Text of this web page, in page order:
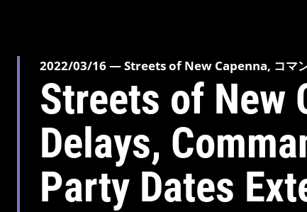
2022/03/16 — Streets of New Capenna, コマ
Streets of New
Delays,
Party Dates